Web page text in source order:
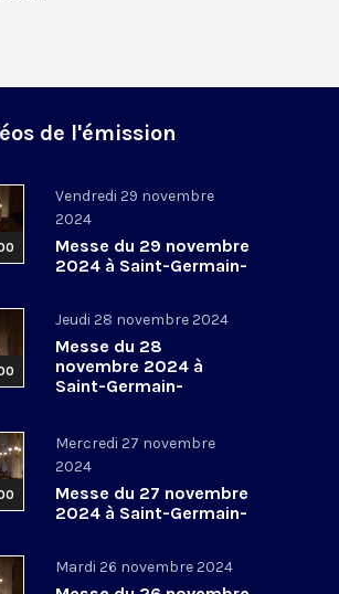
de l'émission
Vendredi 29 novembre
2024
Messe du 29 novembre
2024 à Saint-Germain-
Jeudi 28 novembre 2024
Messe du 28
novembre 2024 à
Saint-Germain-
Mercredi 27 novembre
2024
Messe du 27 novembre
2024 à Saint-Germain-
Mardi 26 novembre 2024